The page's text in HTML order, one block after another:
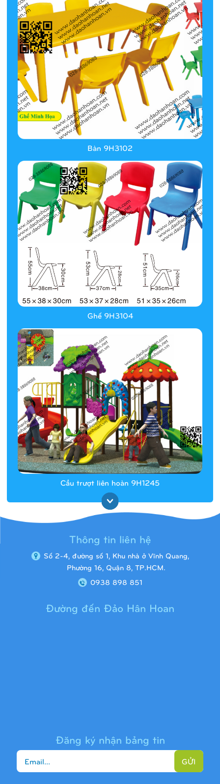
Bàn 9H3102
Ghế 9H3104
Cầu trượt liên hoàn 9H1245
Thông tin liên hệ
Số 2-4, đường số 1, Khu nhà ở Vĩnh Quang,
Phường 16, Quận 8, TP.HCM.
0938 898 851
Đường đến Đảo Hân Hoan
Đăng ký nhận bảng tin
GỬI